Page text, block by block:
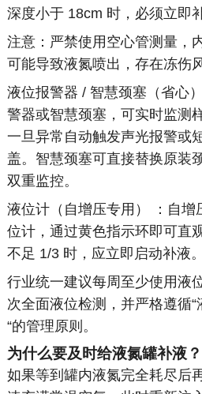
深度小于 18cm 时，必须立即
注意：严禁使用空心管测量，
可能导致液氮喷出，存在冻伤
液位报警器 / 智慧颈塞（省心
警器或智慧颈塞，可实时监测
一旦异常自动触发声光报警或
盖。智慧颈塞可直接替换原装
双重监控。
液位计（自增压专用） ：自增
位计，通过黄色指示环即可直
不足 1/3 时，应立即启动补液。
行业统一建议每周至少使用液
次全面液位检测，并严格遵循
“的管理原则。
为什么要及时给液氮罐补液？
如果等到罐内液氮完全耗尽后